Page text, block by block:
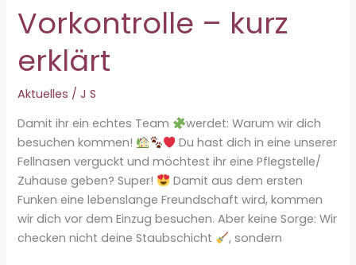
Vorkontrolle – kurz
erklärt
Aktuelles /J S
Damit ihr ein echtes Team
werdet: Warum wir dich
besuchen kommen!
Du hast dich in eine unserer
Fellnasen verguckt und möchtest ihr eine Pflegstelle/
Zuhause geben? Super!
Damit aus dem ersten
Funken eine lebenslange Freundschaft wird, kommen
wir dich vor dem Einzug besuchen. Aber keine Sorge: Wir
checken nicht deine Staubschicht
, sondern